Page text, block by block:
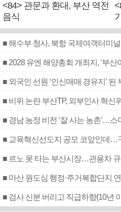
<84> 관문과 환대, 부산 역전
음식
■ 해수부 청사, 북항 국제여객터미
■ 2028 유엔 해양총회 개최지, ‘부산
■ 외국인 선원 ‘인신매매 경유지’
■ 비위 논란 부산TP, 외부인사 혁신
■ 경남 농정 비전 ‘잘 사는 농촌’…
■ 교육혁신선도지 공모 코앞인데…
■ 르노 못 타는 부산시장…관용차
■ 마산 원도심 행정·주거복합단지